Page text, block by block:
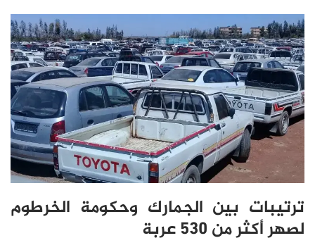
ترتيبات بين الجمارك وحكومة الخرطوم
لصهر أكثر من 530 عربة